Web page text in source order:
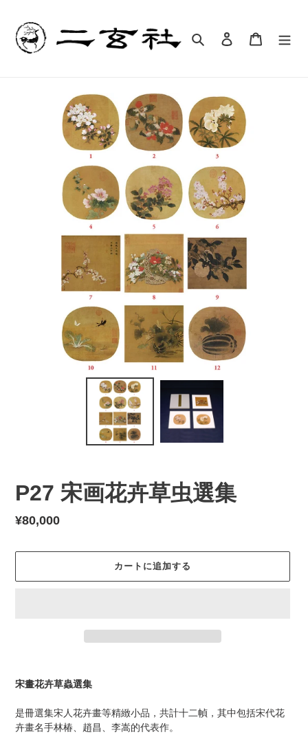
検索 ログインカート
P27 宋画花卉草虫選集
通
価
¥80,000
カートに追加する
ー
ト
商
品
宋畫花卉草蟲選集
是冊選集宋人花卉畫等精緻小品，共計十二幀，其中包括宋代花
卉畫名手林椿、趙昌、李嵩的代表作。